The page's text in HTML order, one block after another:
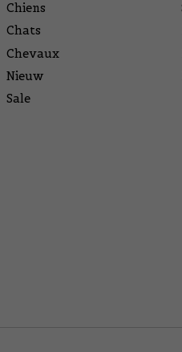
Chiens
Chats
Chevaux
Nieuw
Sale